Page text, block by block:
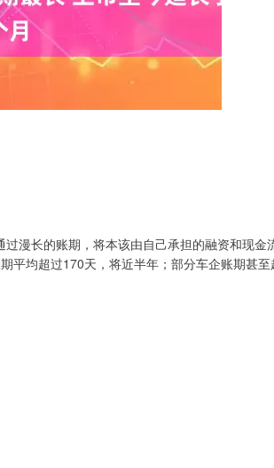
漫长的账期，将本该由自己承担的融资和现金
平均超过170天，将近半年；部分车企账期甚至